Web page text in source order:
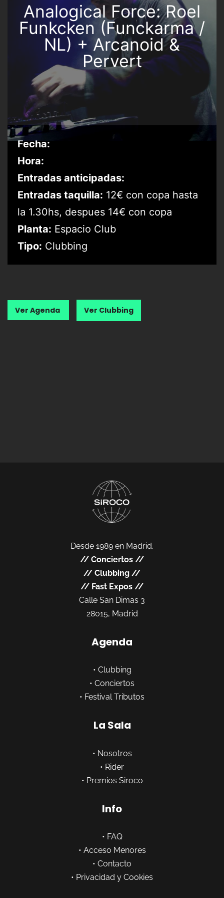
Analogical Force: Roel
Funkcken (Funckarma /
NL) + Arcanoid &
Pervert
Fecha:
Hora:
Entradas anticipadas:
Entradas taquilla: 12€ con copa hasta
la 1.30hs, despues 14€ con copa
Planta: Espacio Club
Tipo: Clubbing
Ver Agenda Ver Clubbing
Desde 1989 en Madrid.
// Conciertos //
// Clubbing //
// Fast Expos //
Calle San Dimas 3
28015, Madrid
Agenda
• Clubbing
• Conciertos
• Festival Tributos
La Sala
• Nosotros
• Rider
• Premios Siroco
Info
• FAQ
• Acceso Menores
• Contacto
• Privacidad y Cookies